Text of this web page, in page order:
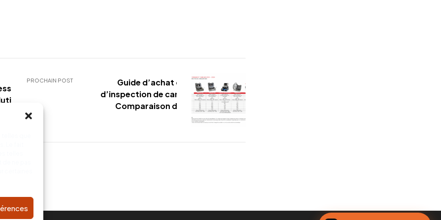
pour
PROCHAIN POST
Guide d’achat de caméras
d’inspection de canalisations :
Comparaison des modèles
TUBICAM®